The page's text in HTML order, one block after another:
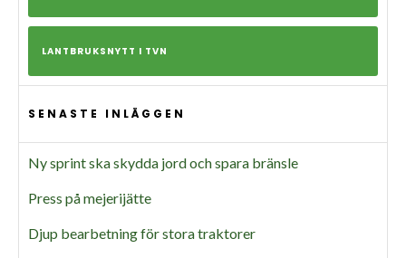
LANTBRUKSNYTT I TVN
SENASTE INLÄGGEN
Ny sprint ska skydda jord och spara bränsle
Press på mejerijätte
Djup bearbetning för stora traktorer